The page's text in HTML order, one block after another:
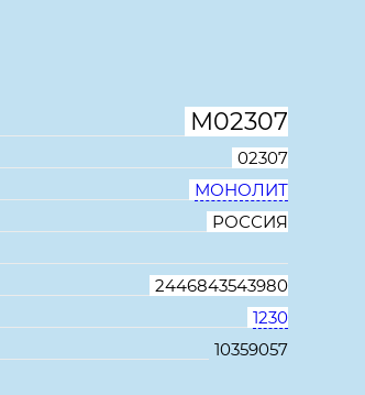
М02307
02307
МОНОЛИТ
РОССИЯ
2446843543980
1230
10359057